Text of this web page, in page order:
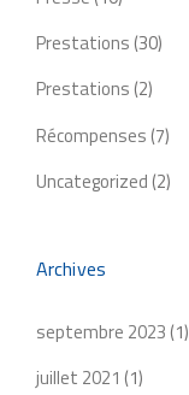
Prestations (30)
Prestations (2)
Récompenses (7)
Uncategorized (2)
Archives
septembre 2023 (1)
juillet 2021 (1)